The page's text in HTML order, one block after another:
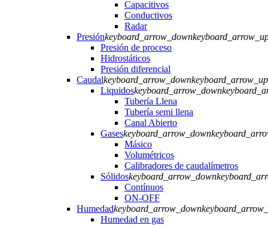
Capacitivos
Conductivos
Radar
Presiónkeyboard_arrow_down
Presión de proceso
Hidrostáticos
Presión diferencial
Caudalkeyboard_arrow_downkeyboard_arrow_up
Liquidoskeyboard_arrow_down
Tubería Llena
Tubería semi llena
Canal Abierto
Gaseskeyboard_arrow_down
Másico
Volumétricos
Calibradores de caudalímetros
Sólidoskeyboard_arrow_down
Contínuos
ON-OFF
Humedadkeyboard_arrow_down
Humedad en gas